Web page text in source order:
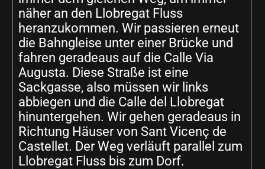
näher an den Llobregat Fluss
heranzukommen. Wir passieren erneut
die Bahngleise unter einer Brücke und
fahren geradeaus auf die Calle Via
Augusta. Diese Straße ist eine
Sackgasse, also müssen wir links
abbiegen und die Calle del Llobregat
hinuntergehen. Wir gehen geradeaus in
Richtung Häuser von Sant Vicenç de
Castellet. Der Weg verläuft parallel zum
Llobregat Fluss bis zum Dorf.